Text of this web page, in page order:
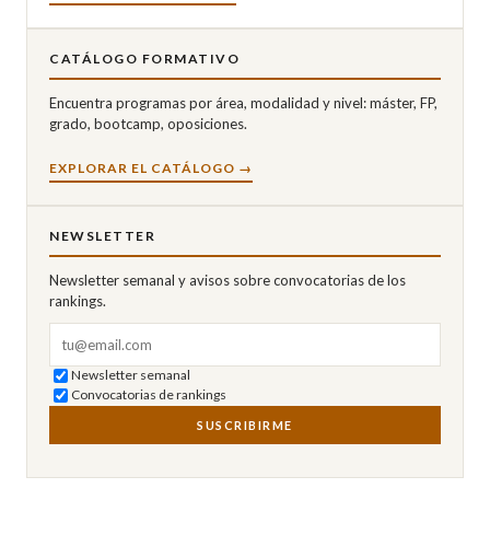
CATÁLOGO FORMATIVO
Encuentra programas por área, modalidad y nivel: máster, FP,
grado, bootcamp, oposiciones.
EXPLORAR EL CATÁLOGO →
NEWSLETTER
Newsletter semanal y avisos sobre convocatorias de los
rankings.
Newsletter semanal
Convocatorias de rankings
SUSCRIBIRME